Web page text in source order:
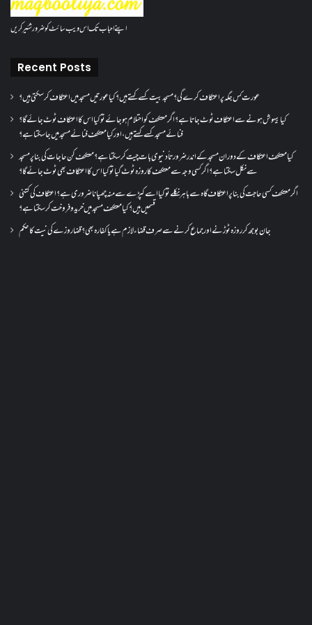
اپنے احباب تک اس ویب سائٹ کو ضرور شئیر کریں
Recent Posts
عورت کس جگہ پر اعتکاف کرے گی؟مسجد بیت کسے کہتے ہیں؟کیا عورتیں مسجد میں اعتکاف کر سکتی ہیں؟
کیا بیہوش ہونے سے اعتکاف ٹوٹ جاتا ہے؟ اگر معتکف کو احتلام ہو جائے تو کیا اس کا اعتکاف ٹوٹ جائے گا؟
فنائے مسجد کسے کہتے ہیں ، اور کیا معتکف فنائے مسجد میں جا سکتا ہے؟
کیا معتکف اعتکاف کے دوران مسجد کے اندر ضرورتاً دنیوی بات چیت کر سکتا ہے؟معتکف کن حاجات کی بنا پر مسجد
سے نکل سکتا ہے؟ اگر کسی وجہ سے معتکف کا روزہ ٹوٹ گیا تو کیا اس کا اعتکاف بھی ٹوٹ جائے گا؟
اگر معتکف کسی حاجت کی بنا پر اعتکاف گاہ سے باہر نکلے تو کیا اسے کپڑے سے منہ چھپانا ضروری ہے؟اعتکاف کی کتنی
قسمیں ہیں؟کیا معتکف مسجد میں خرید و فروخت کر سکتا ہے؟
جان بوجھ کر روزہ ٹوڑنے اور جماع کرنے سے صرف قضاء لازم ہے یا کفارہ بھی؟ قضا روزے کی نیت کا حکم